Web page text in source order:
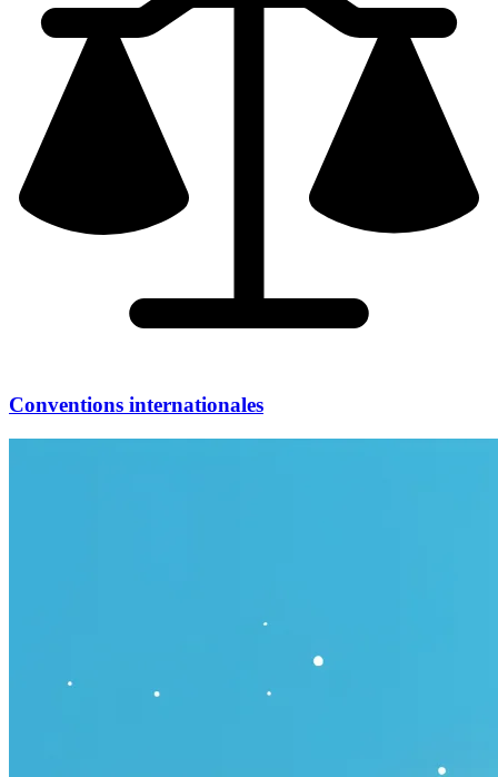
Conventions internationales